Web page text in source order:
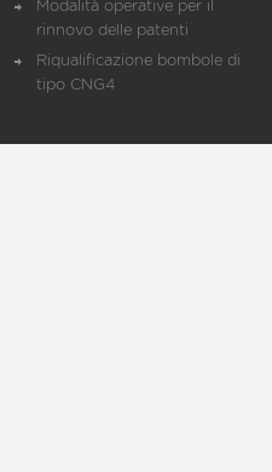
Modalità operative per il
rinnovo delle patenti
Riqualificazione bombole di
tipo CNG4